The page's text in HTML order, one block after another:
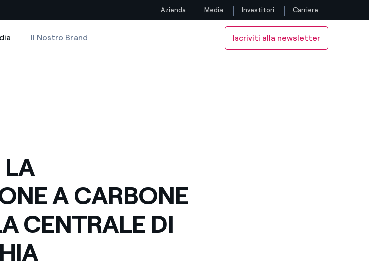
Siti Paese
Iberia
Italia
Nord America
Seguici
Azienda Media Investitori Carriere
Il Nostro Brand Iscriviti alla newsletter
PULITO DELLA CENTRALE DI CIVITAVECCHIA
CARBONE PULITO DELLA CENTRALE DI CIVITAVECCHIA
LA
A CARBONE
CENTRALE DI